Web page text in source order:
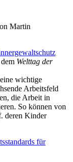
Martin
Welttag der
wichtige
Arbeitsfeld
die Arbeit in
So können von
deren Kinder
für